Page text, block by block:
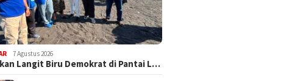
7 Agustus 2026
Langit Biru Demokrat di Pantai L…